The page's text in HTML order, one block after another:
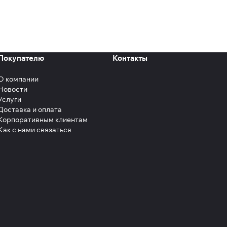
компании
и оплата
клиентам
с нами связаться
Контакты